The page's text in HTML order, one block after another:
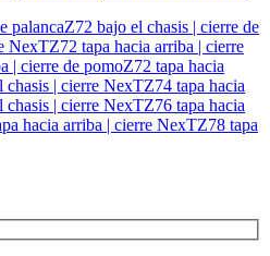
palancaZ72 bajo el chasis | cierre de
NexTZ72 tapa hacia arriba | cierre
| cierre de pomoZ72 tapa hacia
chasis | cierre NexTZ74 tapa hacia
chasis | cierre NexTZ76 tapa hacia
hacia arriba | cierre NexTZ78 tapa